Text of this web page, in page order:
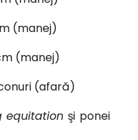
(manej)
(manej)
(afară)
equitation şi ponei